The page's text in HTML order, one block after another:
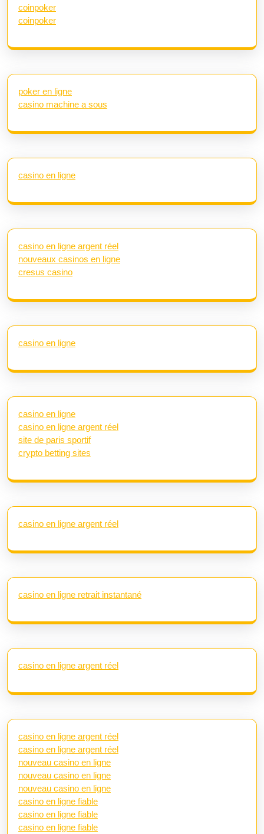
coinpoker
coinpoker
poker en ligne
casino machine a sous
casino en ligne
casino en ligne argent réel
nouveaux casinos en ligne
cresus casino
casino en ligne
casino en ligne
casino en ligne argent réel
site de paris sportif
crypto betting sites
casino en ligne argent réel
casino en ligne retrait instantané
casino en ligne argent réel
casino en ligne argent réel
casino en ligne argent réel
nouveau casino en ligne
nouveau casino en ligne
nouveau casino en ligne
casino en ligne fiable
casino en ligne fiable
casino en ligne fiable